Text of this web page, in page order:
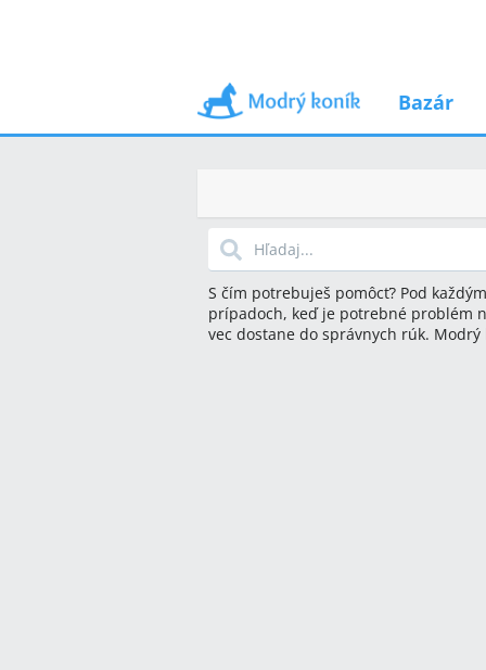
Bazár
S čím potrebuješ pomôcť? Pod
prípadoch, keď je potrebné problém
vec dostane do správnych rúk. Modrý